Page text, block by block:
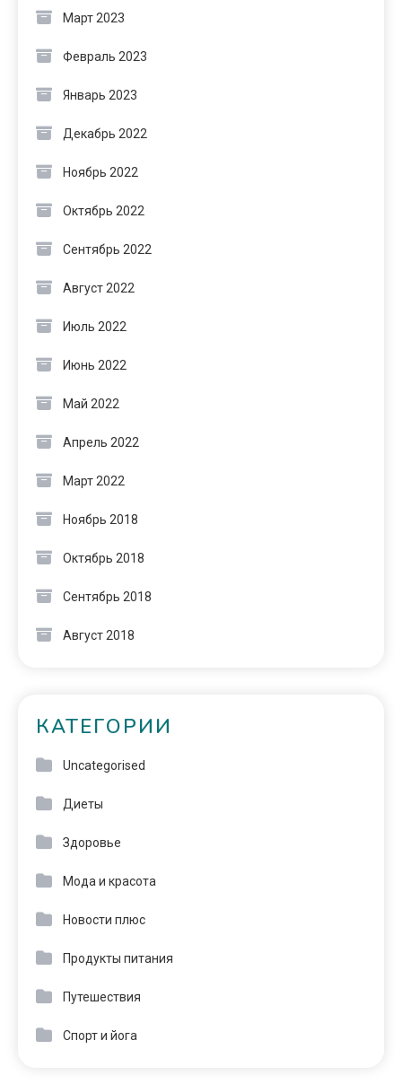
Март 2023
Февраль 2023
Январь 2023
Декабрь 2022
Ноябрь 2022
Октябрь 2022
Сентябрь 2022
Август 2022
Июль 2022
Июнь 2022
Май 2022
Апрель 2022
Март 2022
Ноябрь 2018
Октябрь 2018
Сентябрь 2018
Август 2018
КАТЕГОРИИ
Uncategorised
Диеты
Здоровье
Мода и красота
Новости плюс
Продукты питания
Путешествия
Спорт и йога